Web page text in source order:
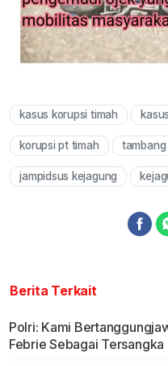
kasus korupsi timah
korupsi pt timah tambang
jampidsus kejagung
Berita Terkait
Polri: Kami
Febrie Sebagai Tersangka